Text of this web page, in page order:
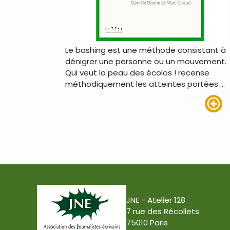
Le bashing est une méthode consistant à
dénigrer une personne ou un mouvement.
Qui veut la peau des écolos ! recense
méthodiquement les atteintes portées …
JNE - Atelier 128
7 rue des Récollets
75010 Paris